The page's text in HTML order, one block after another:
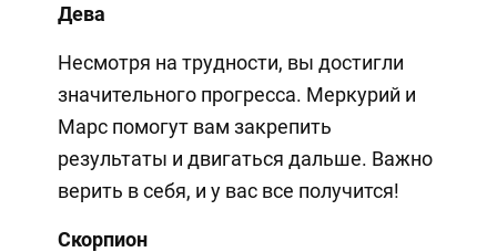
Дева
Несмотря на трудности, вы достигли
значительного прогресса. Меркурий и
Марс помогут вам закрепить
результаты и двигаться дальше. Важно
верить в себя, и у вас все получится!
Скорпион